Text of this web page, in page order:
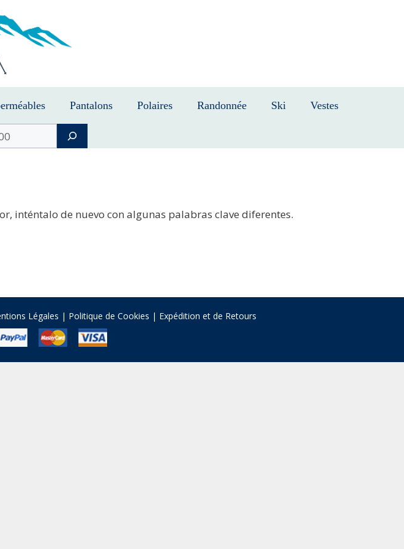
Pantalons Polaires Randonnée Ski Vestes
inténtalo de nuevo con algunas palabras clave diferentes.
Légales | Politique de Cookies | Expédition et de Retours